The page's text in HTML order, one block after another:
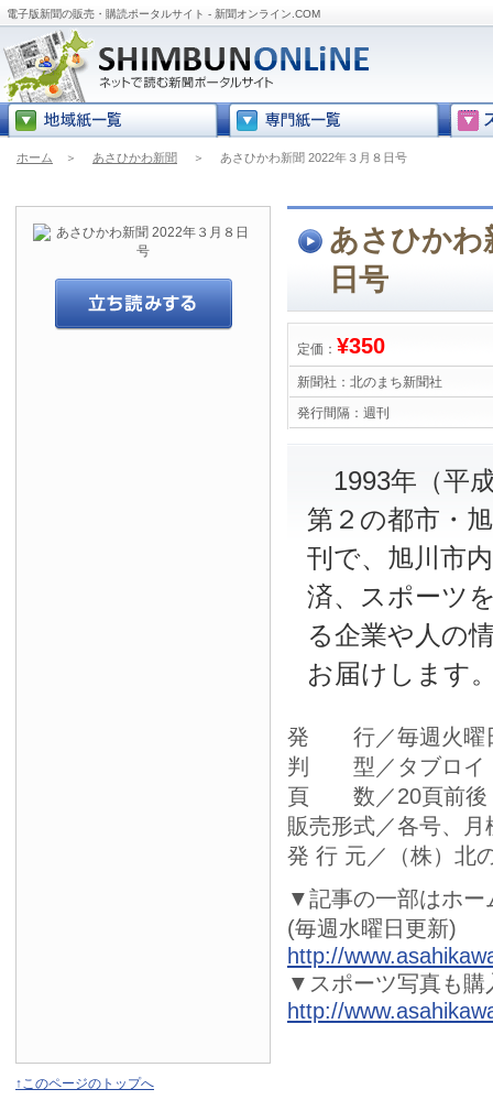
電子版新聞の販売・購読ポータルサイト - 新聞オンライン.COM
ホーム ＞ あさひかわ新聞 ＞ あさひかわ新聞 2022年３月８日号
あさひかわ
日号
定価： ¥350
新聞社： 北のまち新聞社
発行間隔： 週刊
1993年（平
第２の都市・
刊で、旭川市
済、スポーツ
る企業や人の
お届けします
発 行／毎週火曜
判 型／タブロイ
頁 数／20頁前後
販売形式／各号、月
発 行 元／（株）北
▼記事の一部はホー
(毎週水曜日更新)
http://
▼スポーツ写真も購
http://
↑このページのトップへ